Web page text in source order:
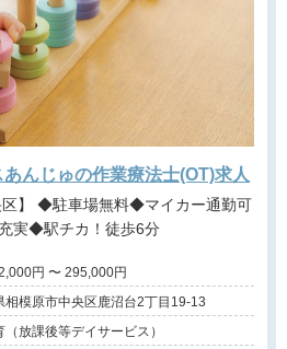
んじゅの作業療法士(OT)求人
通勤可
実◆駅チカ！徒歩6分
月給 252,000円 〜 295,000円
相模原市中央区鹿沼台2丁目19-13
（放課後等デイサービス）